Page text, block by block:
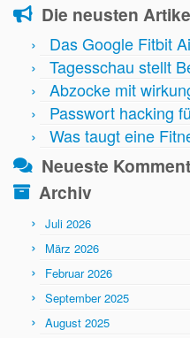
Die neusten
Das Google Fitbit
Tagesschau stellt
Abzocke mit
Passwort hacking
Was taugt eine
Neueste
Archiv
Juli 2026
März 2026
Februar 2026
September 2025
August 2025